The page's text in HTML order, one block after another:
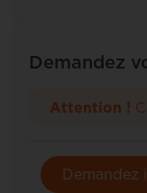
Demandez
Attention !
Demandez